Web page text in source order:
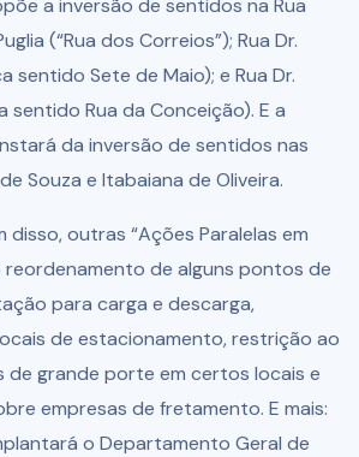
a inversão de sentidos na Rua
(“Rua dos Correios”); Rua Dr.
sentido Sete de Maio); e Rua Dr.
sentido Rua da Conceição). E a
da inversão de sentidos nas
Souza e Itabaiana de Oliveira.
disso, outras “Ações Paralelas em
reordenamento de alguns pontos de
para carga e descarga,
de estacionamento, restrição ao
de grande porte em certos locais e
empresas de fretamento. E mais:
o Departamento Geral de